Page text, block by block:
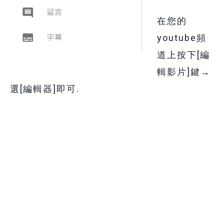
在您的
youtube頻
道上按下[編
輯影片]鍵→
選[編輯器]即可.